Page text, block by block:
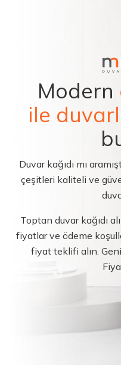
Modern
ile
Duvar kağıdı mı
çeşitleri kaliteli ve
Toptan duvar kağıdı
fiyatlar ve ödeme
fiyat teklifi alın.